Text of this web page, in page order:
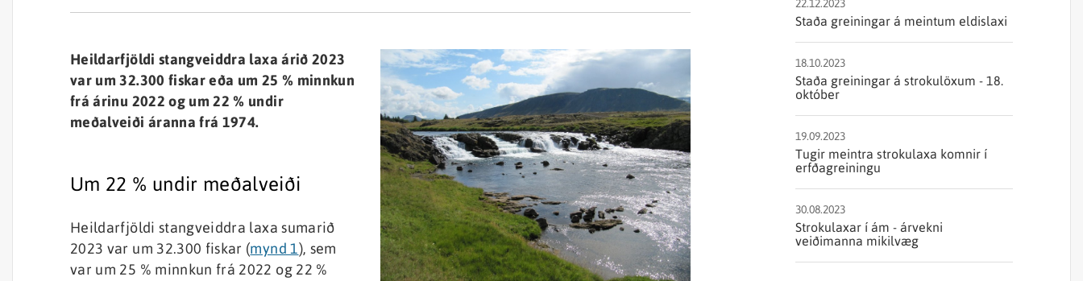
Heildarfjöldi stangveiddra laxa árið 2023
var um 32.300 fiskar eða um 25 % minnkun
frá árinu 2022 og um 22 % undir
meðalveiði áranna frá 1974.
Um 22 % undir meðalveiði
Heildarfjöldi stangveiddra laxa sumarið
2023 var um 32.300 fiskar (mynd 1), sem
var um 25 % minnkun frá 2022 og 22 %
22.12.2023
Staða greiningar á meintum eldislaxi
18.10.2023
Staða greiningar á strokulöxum - 18.
október
19.09.2023
Tugir meintra strokulaxa komnir í
erfðagreiningu
30.08.2023
Strokulaxar í ám - árvekni
veiðimanna mikilvæg